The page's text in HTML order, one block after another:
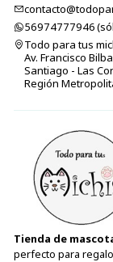
56974777946
Todo para tus
Av. Francisco
Santiago - Las
Región
Tienda de
perfecto para